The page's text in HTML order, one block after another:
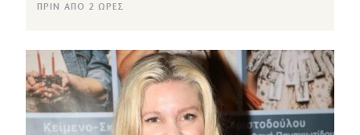
ΠΡΙΝ ΑΠΌ 2 ΏΡΕΣ